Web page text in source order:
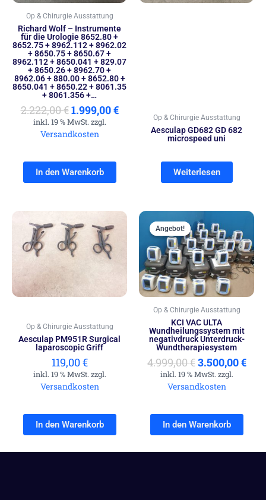
Op & Chirurgie Ausstattung
Richard Wolf – Instrumente
für die Urologie 8652.80 +
8652.75 + 8962.112 + 8962.02
+ 8650.75 + 8650.67 +
8962.112 + 8650.041 + 829.07
+ 8650.26 + 8962.70 +
8962.06 + 880.00 + 8652.80 +
8650.041 + 8650.22 + 8061.35
+ 8061.356 +…
2.222,00€1.999,00€
inkl. 19 % MwSt. zzgl.
Versandkosten
In den Warenkorb
Op & Chirurgie Ausstattung
Aesculap GD682 GD 682
microspeed uni
Weiterlesen
Op & Chirurgie Ausstattung
Aesculap PM951R Surgical
laparoscopic Griff
119,00€
inkl. 19 % MwSt. zzgl.
Versandkosten
In den Warenkorb
Angebot!
Angebot!
Op & Chirurgie Ausstattung
KCI VAC ULTA
Wundheilungssystem mit
negativdruck Unterdruck-
Wundtherapiesystem
4.999,00€
Preis
war:
4.999,00 €
3.500,00€
ist:
inkl. 19 % MwSt. zzgl.
Versandkosten
In den Warenkorb